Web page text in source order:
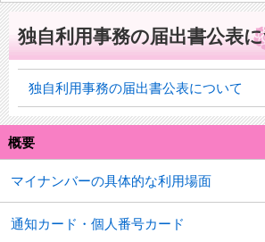
概要
マイナンバーの具体的な利用場面
通知カード・個人番号カード
独自利用事務の届出書公表
独自利用事務の届出書公表について